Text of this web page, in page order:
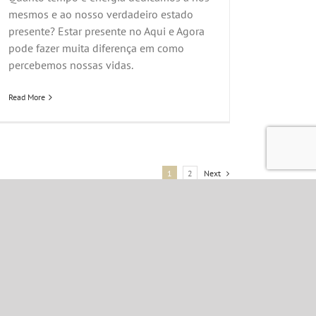
mesmos e ao nosso verdadeiro estado
presente? Estar presente no Aqui e Agora
pode fazer muita diferença em como
percebemos nossas vidas.
Read More
1 2 Next